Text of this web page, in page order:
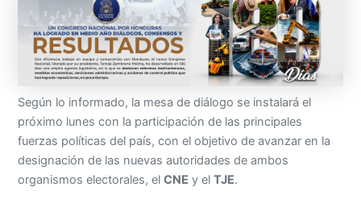
Según lo informado, la mesa de diálogo se instalará el
próximo lunes con la participación de las principales
fuerzas políticas del país, con el objetivo de avanzar en la
designación de las nuevas autoridades de ambos
organismos electorales, elCNE y elTJE.